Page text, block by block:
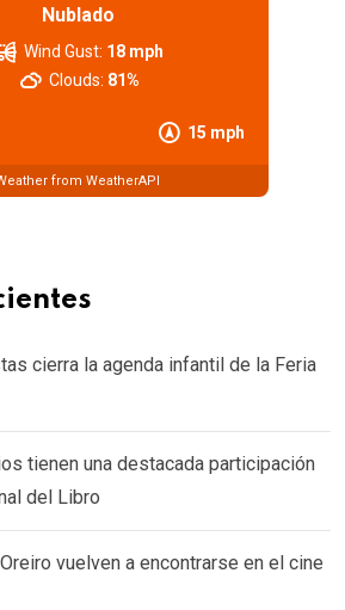
Nublado
15 mph
Wind Gust: 18 mph
Clouds: 81%
from WeatherAPI
cierra la agenda infantil de la Feria
tienen una destacada participación
del Libro
vuelven a encontrarse en el cine